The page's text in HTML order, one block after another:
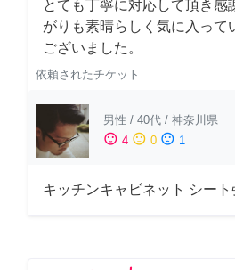
とても丁寧に対応して頂き感
がりも素晴らしく気に入って
ございました。
依頼されたチケット
男性 / 40代 / 神奈川県
sentiment_satisfied 4 sentiment_neutral 0 sentiment_dissatisfied 1
キッチンキャビネット シート